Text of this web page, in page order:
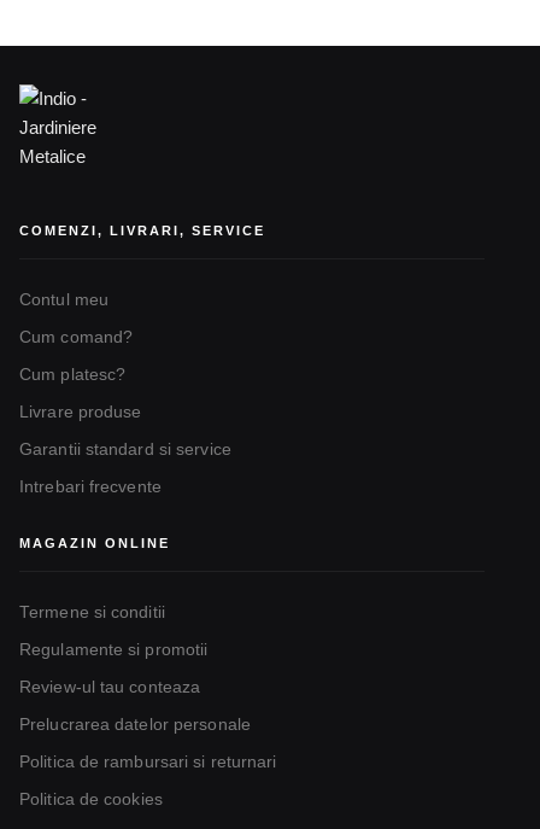
Delimitatoare gazon
43,64lei
COMENZI, LIVRARI, SERVICE
Contul meu
Cum comand?
Cum platesc?
Livrare produse
Garantii standard si service
Intrebari frecvente
MAGAZIN ONLINE
Termene si conditii
Regulamente si promotii
Review-ul tau conteaza
Prelucrarea datelor personale
Politica de rambursari si returnari
Politica de cookies